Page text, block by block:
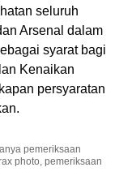
seluruh
Arsenal dalam
syarat bagi
Kenaikan
persyaratan
pemeriksaan
photo, pemeriksaan